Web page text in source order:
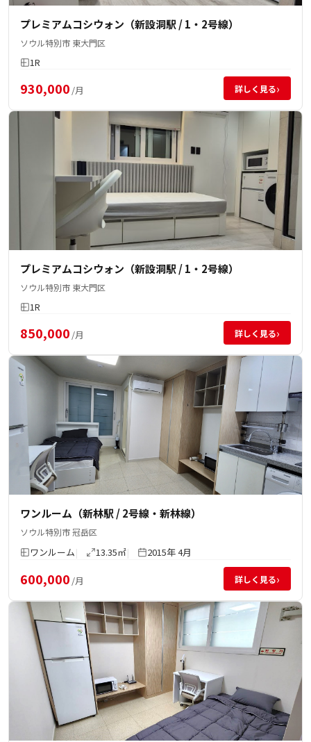
プレミアムコシウォン（新設洞駅 / 1・2号線）
ソウル特別市 東大門区
1R
930,000 /月 詳しく見る›
プレミアムコシウォン（新設洞駅 / 1・2号線）
ソウル特別市 東大門区
1R
850,000 /月 詳しく見る›
ワンルーム（新林駅 / 2号線・新林線）
ソウル特別市 冠岳区
ワンルーム 13.35㎡ 2015年 4月
600,000 /月 詳しく見る›